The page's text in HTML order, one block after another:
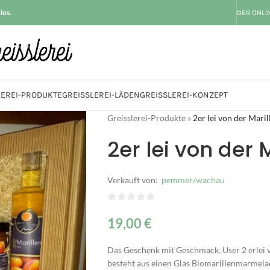
DER
PRODUKTEGREISSLEREI-LÄDENGREISSLEREI-KONZEPT
Greisslerei-Produkte» 2er lei von der
2er lei von der
Verkauft von: pemmer/wachau
von
19,00€
Das Geschenk mit Geschmack. User 2
besteht aus einen Glas